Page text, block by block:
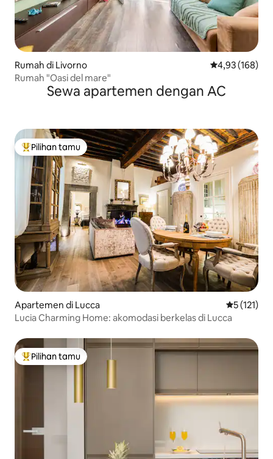
Rumah di Livorno Nilai rata-rata
4,93 (168)
Rumah "Oasi del mare"
Sewa apartemen dengan AC
Pilihan tamu terpopuler
Pilihan tamu
Apartemen di Lucca Nilai rata-
5 (121)
Lucia Charming Home: akomodasi berkelas di Lucca
Pilihan tamu terpopuler
Pilihan tamu